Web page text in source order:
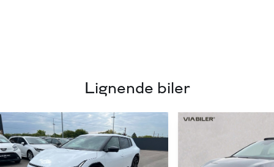
Lignende biler